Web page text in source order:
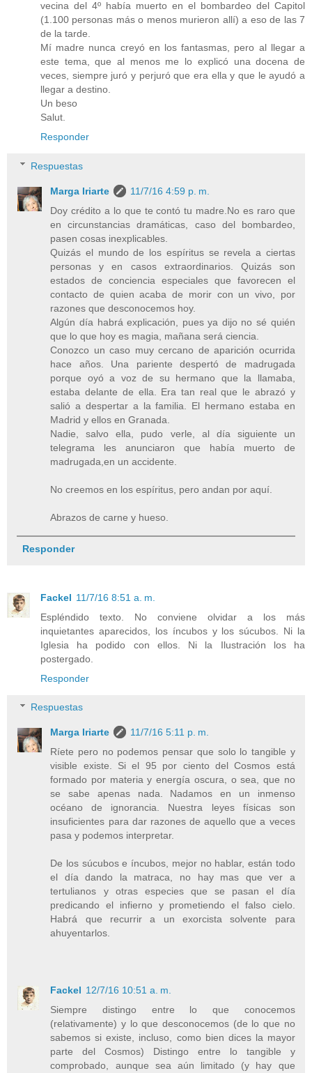
vecina del 4º había muerto en el bombardeo del Capitol
(1.100 personas más o menos murieron allí) a eso de las 7
de la tarde.
Mí madre nunca creyó en los fantasmas, pero al llegar a
este tema, que al menos me lo explicó una docena de
veces, siempre juró y perjuró que era ella y que le ayudó a
llegar a destino.
Un beso
Salut.
Responder
Respuestas
Marga Iriarte
11/7/16 4:59 p. m.
Doy crédito a lo que te contó tu madre.No es raro que
en circunstancias dramáticas, caso del bombardeo,
pasen cosas inexplicables.
Quizás el mundo de los espíritus se revela a ciertas
personas y en casos extraordinarios. Quizás son
estados de conciencia especiales que favorecen el
contacto de quien acaba de morir con un vivo, por
razones que desconocemos hoy.
Algún día habrá explicación, pues ya dijo no sé quién
que lo que hoy es magia, mañana será ciencia.
Conozco un caso muy cercano de aparición ocurrida
hace años. Una pariente despertó de madrugada
porque oyó a voz de su hermano que la llamaba,
estaba delante de ella. Era tan real que le abrazó y
salió a despertar a la familia. El hermano estaba en
Madrid y ellos en Granada.
Nadie, salvo ella, pudo verle, al día siguiente un
telegrama les anunciaron que había muerto de
madrugada,en un accidente.
No creemos en los espíritus, pero andan por aquí.
Abrazos de carne y hueso.
Responder
Fackel 11/7/16 8:51 a. m.
Espléndido texto. No conviene olvidar a los más
inquietantes aparecidos, los íncubos y los súcubos. Ni la
Iglesia ha podido con ellos. Ni la Ilustración los ha
postergado.
Responder
Respuestas
Marga Iriarte
11/7/16 5:11 p. m.
Ríete pero no podemos pensar que solo lo tangible y
visible existe. Si el 95 por ciento del Cosmos está
formado por materia y energía oscura, o sea, que no
se sabe apenas nada. Nadamos en un inmenso
océano de ignorancia. Nuestra leyes físicas son
insuficientes para dar razones de aquello que a veces
pasa y podemos interpretar.
De los súcubos e íncubos, mejor no hablar, están todo
el día dando la matraca, no hay mas que ver a
tertulianos y otras especies que se pasan el día
predicando el infierno y prometiendo el falso cielo.
Habrá que recurrir a un exorcista solvente para
ahuyentarlos.
Fackel 12/7/16 10:51 a. m.
Siempre distingo entre lo que conocemos
(relativamente) y lo que desconocemos (de lo que no
sabemos si existe, incluso, como bien dices la mayor
parte del Cosmos) Distingo entre lo tangible y
comprobado, aunque sea aún limitado (y hay que